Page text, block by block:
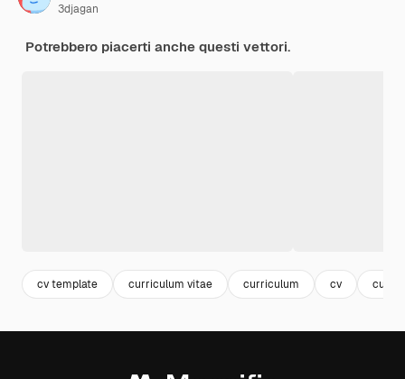
3djagan
Potrebbero piacerti anche questi vettori.
cv template curriculum vitae curriculum cv